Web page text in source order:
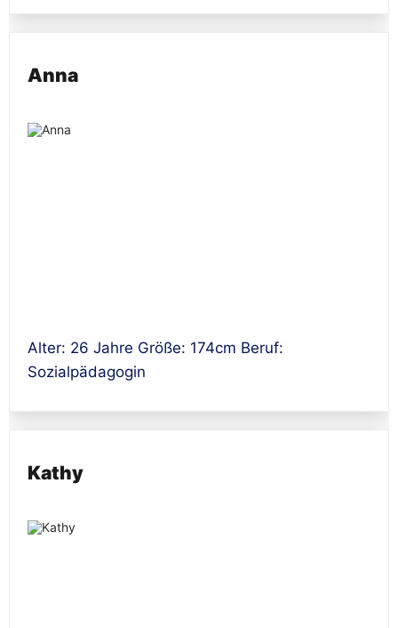
Anna
Alter: 26 Jahre Größe: 174cm Beruf:
Sozialpädagogin
Kathy